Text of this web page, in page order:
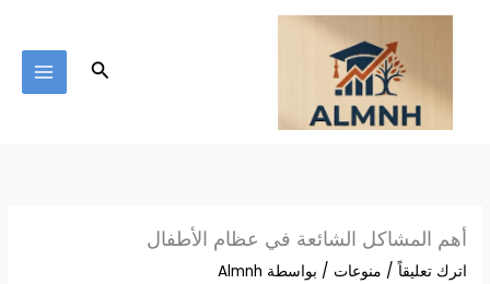
تخطي
البحث
أهم المشاكل الشائعة في عظام الأطفال
اترك تعليقاً / منوعات / بواسطة Almnh